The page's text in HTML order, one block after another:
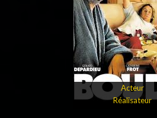
Acteur
Réalisateur